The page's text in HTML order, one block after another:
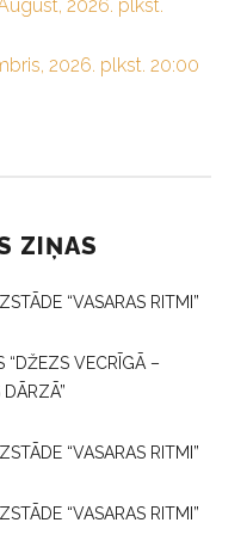
2026. plkst.
2026. plkst. 20:00
ZIŅAS
“VASARAS RITMI”
“DŽEZS VECRĪGĀ –
“VASARAS RITMI”
“VASARAS RITMI”